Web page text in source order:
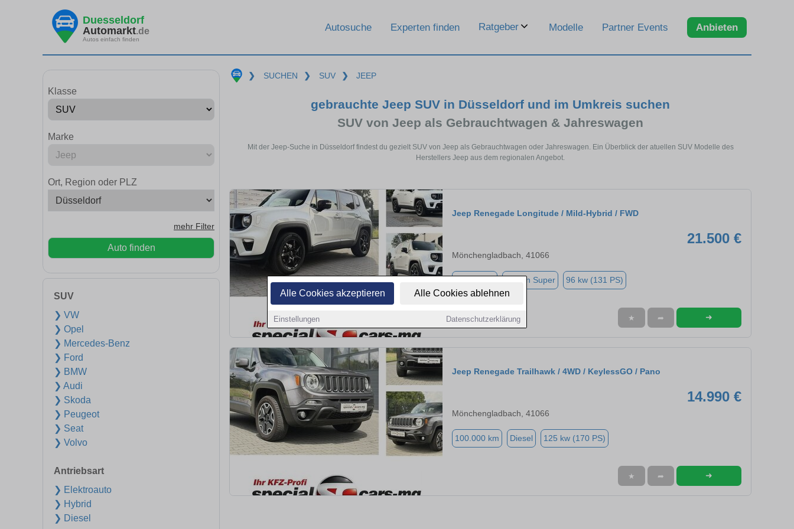
Alle Cookies akzeptieren Alle Cookies ablehnen
Einstellungen Datenschutzerklärung
Duesseldorf
Automarkt.de
Autos einfach finden
Autosuche Experten finden Ratgeber Modelle Partner Events Anbieten
Klasse
Marke
Ort, Region oder PLZ
mehr Filter
Auto finden
SUV
❯ VW
❯ Opel
❯ Mercedes-Benz
❯ Ford
❯ BMW
❯ Audi
❯ Skoda
❯ Peugeot
❯ Seat
❯ Volvo
Antriebsart
❯ Elektroauto
❯ Hybrid
❯ Diesel
❯ SUCHEN ❯ SUV ❯ JEEP
gebrauchte Jeep SUV in Düsseldorf und im Umkreis suchen
SUV von Jeep als Gebrauchtwagen & Jahreswagen
Mit der Jeep-Suche in Düsseldorf findest du gezielt SUV von Jeep als Gebrauchtwagen oder Jahreswagen. Ein Überblick der atuellen SUV Modelle des
Herstellers Jeep aus dem regionalen Angebot.
Jeep Renegade Longitude / Mild-Hybrid / FWD
21.500 €
Mönchengladbach, 41066
Benzin Super 96 kw (131 PS)
★ ➦ ➜
Jeep Renegade Trailhawk / 4WD / KeylessGO / Pano
14.990 €
Mönchengladbach, 41066
100.000 km Diesel 125 kw (170 PS)
★ ➦ ➜